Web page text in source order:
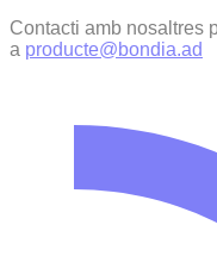
Contacti amb nosaltres
a producte@bondia.ad